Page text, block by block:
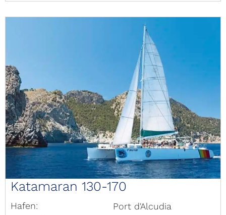
Katamaran 130-170
Hafen:
Port d'Alcudia